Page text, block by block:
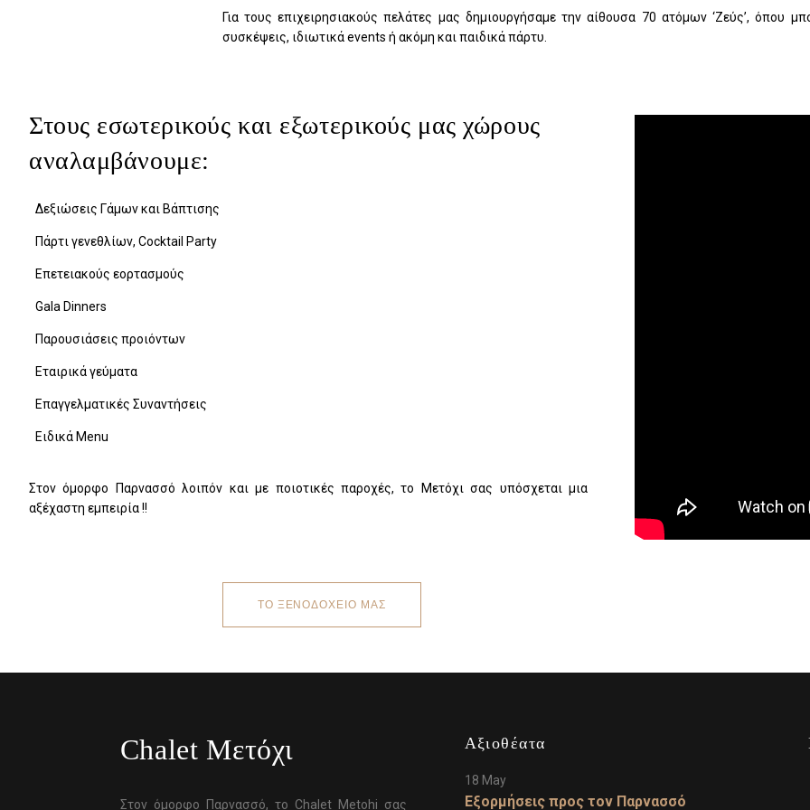
Για τους επιχειρησιακούς πελάτες μας δημιουργήσαμε την αίθουσα 70 ατόμων ‘Ζεύς’, όπου
συσκέψεις, ιδιωτικά events ή ακόμη και παιδικά πάρτυ.
Στους εσωτερικούς και εξωτερικούς μας χώρους
αναλαμβάνουμε:
Δεξιώσεις Γάμων και Βάπτισης
Πάρτι γενεθλίων, Cocktail Party
Επετειακούς εορτασμούς
Gala Dinners
Παρουσιάσεις προιόντων
Εταιρικά γεύματα
Επαγγελματικές Συναντήσεις
Ειδικά Menu
Στον όμορφο Παρνασσό λοιπόν και με ποιοτικές παροχές, το Μετόχι σας υπόσχεται μια
αξέχαστη εμπειρία !!
ΤΟ ΞΕΝΟΔΟΧΕΙΟ ΜΑΣ
Chalet Μετόχι
Στον όμορφο Παρνασσό, το Chalet Metohi σας
Αξιοθέατα
18 May
Εξορμήσεις προς τον Παρνασσό